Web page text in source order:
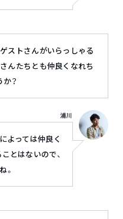
ストさんがいらっしゃる
んたちとも仲良くなれち
？
よっては仲良く
とはないので、
。
浦川